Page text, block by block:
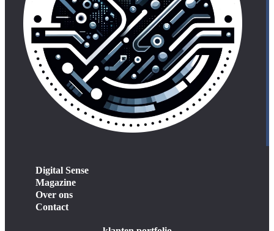
Digital Sense
Magazine
Over ons
Contact